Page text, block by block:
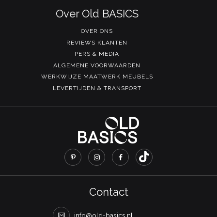
Over Old BASICS
OVER ONS
REVIEWS KLANTEN
PERS & MEDIA
ALGEMENE VOORWAARDEN
WERKWIJZE MAATWERK MEUBELS
LEVERTIJDEN & TRANSPORT
Contact
info@old-basics.nl